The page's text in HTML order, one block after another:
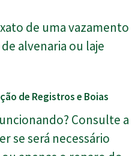
de uma vazamento
alvenaria ou laje
de Registros e Boias
Consulte a
se será necessário